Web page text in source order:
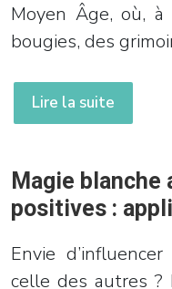
Moyen Âge, où,
bougies, des
Lire la suite
Magie blanche
positives :
Envie
celle des autres ?